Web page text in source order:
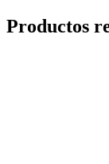
Productos